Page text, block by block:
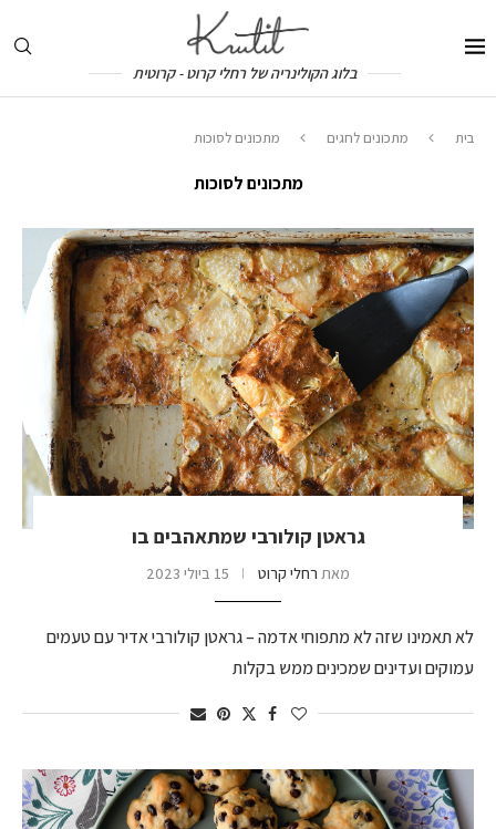
בלוג הקולינריה של רחלי קרוט - קרוטית
בית מתכונים לחגים מתכונים לסוכות
מתכונים לסוכות
גראטן קולורבי שמתאהבים בו
מאת רחלי קרוט 15 ביולי 2023
לא תאמינו שזה לא מתפוחי אדמה – גראטן קולורבי אדיר עם טעמים
עמוקים ועדינים שמכינים ממש בקלות